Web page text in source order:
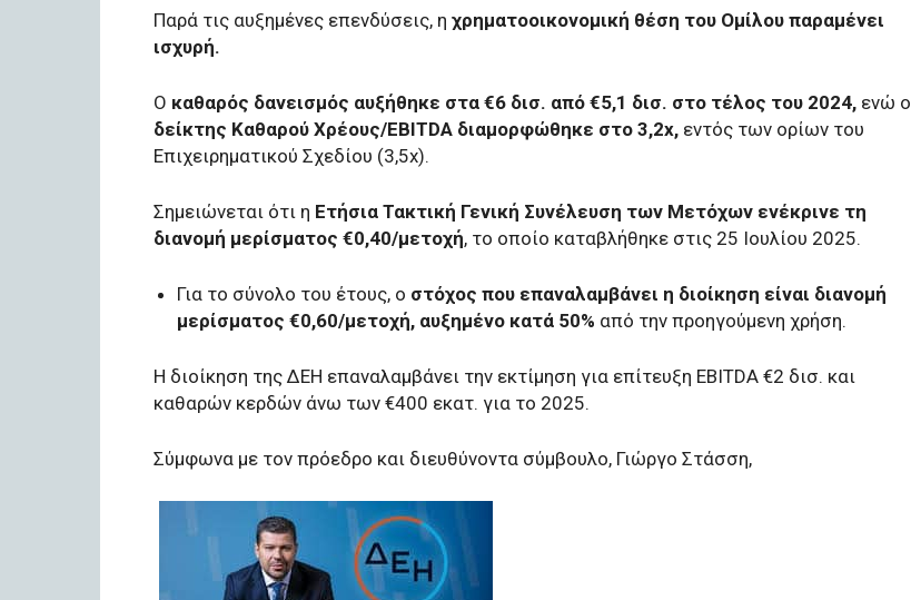
Παρά τις αυξημένες επενδύσεις, η χρηματοοικονομική θέση του Ομίλου παραμένει
ισχυρή.
Ο καθαρός δανεισμός αυξήθηκε στα €6 δισ. από €5,1 δισ. στο τέλος του 2024, ενώ ο
δείκτης Καθαρού Χρέους/EBITDA διαμορφώθηκε στο 3,2x, εντός των ορίων του
Επιχειρηματικού Σχεδίου (3,5x).
Σημειώνεται ότι η Ετήσια Τακτική Γενική Συνέλευση των Μετόχων ενέκρινε τη
διανομή μερίσματος €0,40/μετοχή, το οποίο καταβλήθηκε στις 25 Ιουλίου 2025.
Για το σύνολο του έτους, ο στόχος που επαναλαμβάνει η διοίκηση είναι διανομή
μερίσματος €0,60/μετοχή, αυξημένο κατά 50% από την προηγούμενη χρήση.
Η διοίκηση της ΔΕΗ επαναλαμβάνει την εκτίμηση για επίτευξη EBITDA €2 δισ. και
καθαρών κερδών άνω των €400 εκατ. για το 2025.
Σύμφωνα με τον πρόεδρο και διευθύνοντα σύμβουλο, Γιώργο Στάσση,